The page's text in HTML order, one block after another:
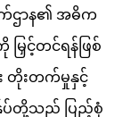
က်ဌာန၏ အဓိက
ြှင့်တင်ရန်ဖြစ်
တိုးတက်မှုနှင့်
ပ်တို့သည် ပြည့်စုံ